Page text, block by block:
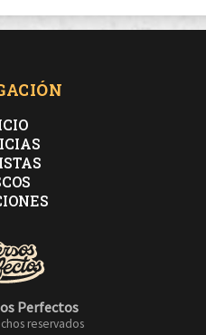
Perfectos
reservados